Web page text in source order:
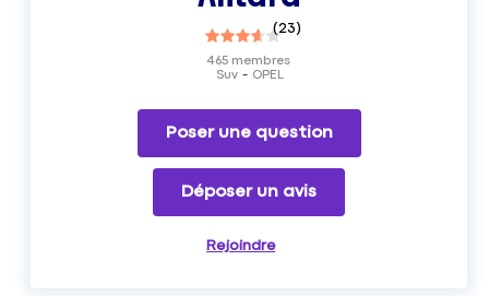
(23)
Suv OPEL
465 membres
Poser une question
Déposer un avis
Rejoindre